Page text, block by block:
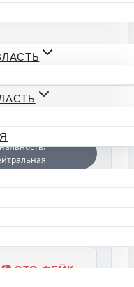
никогда не
Новости
0 | Опровергли: 0
👎 ЭТО ФЕЙК